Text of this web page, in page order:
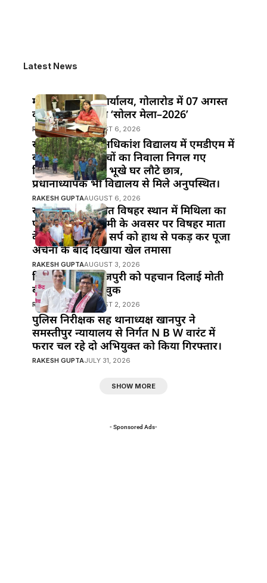
Latest News
महुआ के विद्युत कार्यालय, गोलारोड में 07 अगस्त
को आयोजित होगा ‘सोलर मेला–2026’
RAKESH GUPTA AUGUST 6, 2026
खानपुर प्रखंड के अधिकांश विद्यालय में एमडीएम में
बड़ी लापरवाही!बच्चों का निवाला निगल गए
जिम्मेदार,दोपहर में भूखे घर लौटे छात्र,
प्रधानाध्यापक भी विद्यालय से मिले अनुपस्थित।
RAKESH GUPTAAUGUST 6, 2026
खानपुर बाजार स्थित विषहर स्थान में मिथिला का
पावन पर्व नाग पंचमी के अवसर पर विषहर माता
के पुजारी ने विषैले सर्प को हाथ से पकड़ कर पूजा
अर्चना के बाद दिखाया खेल तमासा
RAKESH GUPTAAUGUST 3, 2026
हिंदी सिनेमा में भोजपुरी को पहचान दिलाई मोती
बीए ने : मनोज भावुक
RAKESH GUPTAAUGUST 2, 2026
पुलिस निरीक्षक सह थानाध्यक्ष खानपुर ने
समस्तीपुर न्यायालय से निर्गत N B W वारंट में
फरार चल रहे दो अभियुक्त को किया गिरफ्तार।
RAKESH GUPTAJULY 31, 2026
SHOW MORE
- Sponsored Ads-